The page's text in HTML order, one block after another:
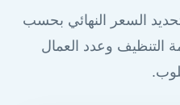
تحديد السعر النهائي بحسب
التنظيف وعدد العمال